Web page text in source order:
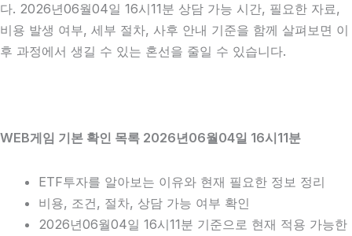
다. 2026년06월04일 16시11분 상담 가능 시간, 필요한 자료,
비용 발생 여부, 세부 절차, 사후 안내 기준을 함께 살펴보면 이
후 과정에서 생길 수 있는 혼선을 줄일 수 있습니다.
WEB게임 기본 확인 목록 2026년06월04일 16시11분
ETF투자를 알아보는 이유와 현재 필요한 정보 정리
비용, 조건, 절차, 상담 가능 여부 확인
2026년06월04일 16시11분 기준으로 현재 적용 가능한